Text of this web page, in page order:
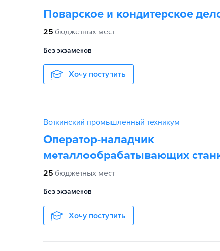
Поварское и кондитерское
25 бюджетных мест
Без экзаменов
Хочу поступить
Воткинский промышленный техникум
Оператор-наладчик
металлообрабатывающих
25 бюджетных мест
Без экзаменов
Хочу поступить